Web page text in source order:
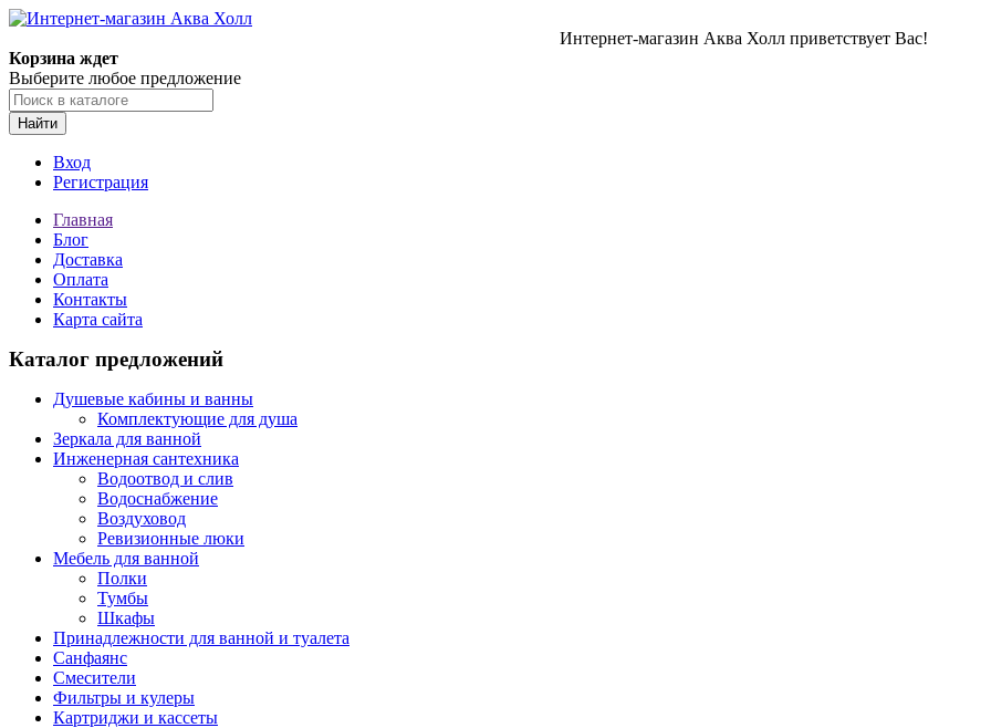
Интернет-магазин Аква Холл приветствует Вас!
Корзина ждет
Выберите любое предложение
Найти
Вход
Регистрация
Главная
Блог
Доставка
Оплата
Контакты
Карта сайта
Каталог предложений
Душевые кабины и ванны
Комплектующие для душа
Зеркала для ванной
Инженерная сантехника
Водоотвод и слив
Водоснабжение
Воздуховод
Ревизионные люки
Мебель для ванной
Полки
Тумбы
Шкафы
Принадлежности для ванной и туалета
Санфаянс
Смесители
Фильтры и кулеры
Картриджи и кассеты